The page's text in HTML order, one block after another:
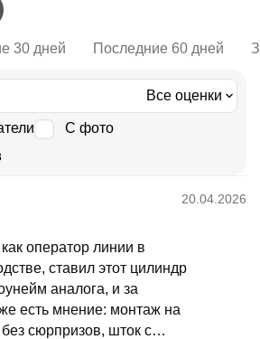
30 дней Последние 60 дней
Все оценки
С фото
20.04.2026
оператор линии в
ставил этот цилиндр
аналога, и за
есть мнение: монтаж на
сюрпризов, шток с